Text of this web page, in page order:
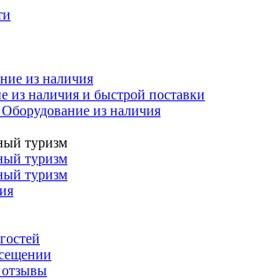
из наличия и быстрой поставки
туризм
туризм
туризм